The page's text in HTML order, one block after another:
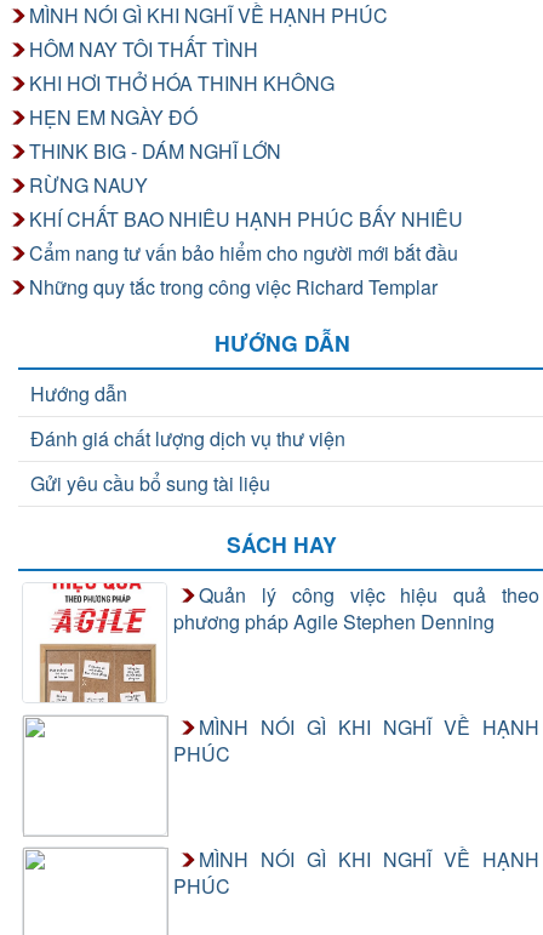
MÌNH NÓI GÌ KHI NGHĨ VỀ HẠNH PHÚC
HÔM NAY TÔI THẤT TÌNH
KHI HƠI THỞ HÓA THINH KHÔNG
HẸN EM NGÀY ĐÓ
THINK BIG - DÁM NGHĨ LỚN
RỪNG NAUY
KHÍ CHẤT BAO NHIÊU HẠNH PHÚC BẤY NHIÊU
Cẩm nang tư vấn bảo hiểm cho người mới bắt đầu
Những quy tắc trong công việc Richard Templar
HƯỚNG DẪN
Hướng dẫn
Đánh giá chất lượng dịch vụ thư viện
Gửi yêu cầu bổ sung tài liệu
SÁCH HAY
Quản lý công việc hiệu quả theo
phương pháp Agile Stephen Denning
MÌNH NÓI GÌ KHI NGHĨ VỀ HẠNH
PHÚC
MÌNH NÓI GÌ KHI NGHĨ VỀ HẠNH
PHÚC